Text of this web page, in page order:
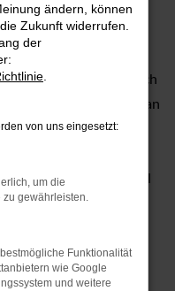
Wahl für
für Herzogenaurach
wir Ihnen den VW Touran
wir Ihre
erst einmal
unterbreiten wir
Angebote und
einen VW Touran
spricht, ist die
ändern, können
Zukunft widerrufen.
der
von uns eingesetzt:
um die
zu gewährleisten.
Funktionalität
wie Google
und weitere